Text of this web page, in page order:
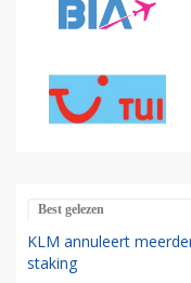
Best gelezen
KLM annuleert
staking